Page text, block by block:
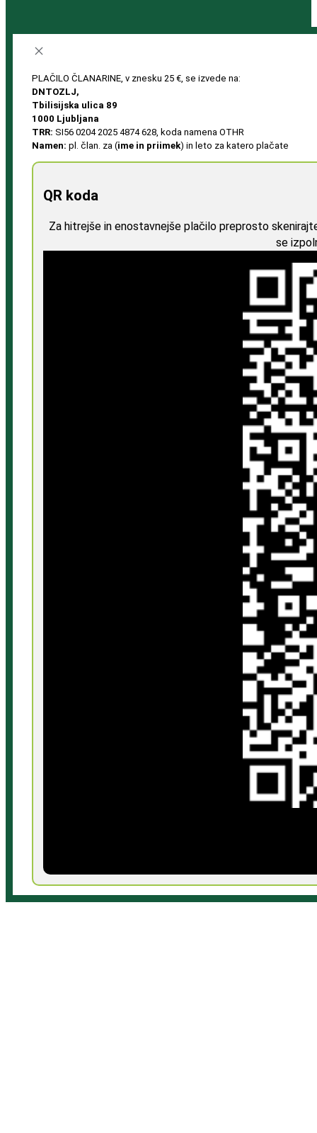
PLAČILO ČLANARINE, v znesku 25 €, se izvede na:
DNTOZLJ,
Tbilisijska ulica 89
1000 Ljubljana
TRR: SI56 0204 2025 4874 628, koda namena OTHR
Namen: pl. član. za (ime in priimek) in leto za katero plačate
QR koda
Za hitrejše in enostavnejše plačilo preprosto
se